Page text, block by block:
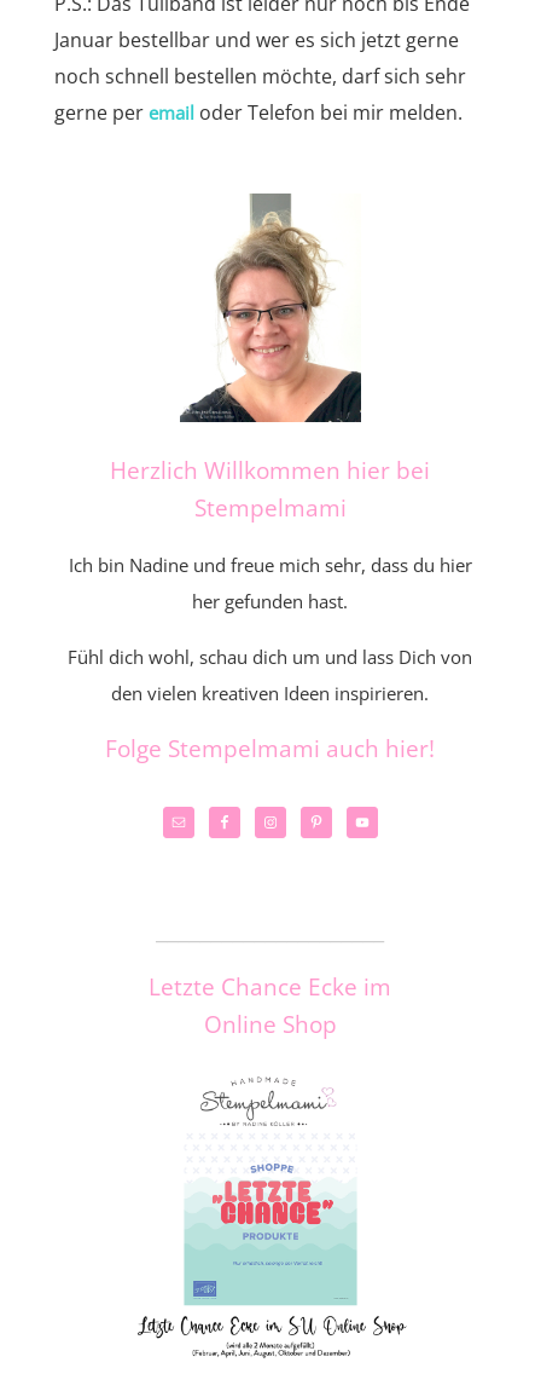
Januar bestellbar und wer es sich jetzt gerne
noch schnell bestellen möchte, darf sich sehr
gerne per emailoder Telefon bei mir melden.
Herzlich Willkommen hier bei
Stempelmami
Ich bin Nadine und freue mich sehr, dass du hier
her gefunden hast.
Fühl dich wohl, schau dich um und lass Dich von
den vielen kreativen Ideen inspirieren.
Folge Stempelmami auch hier!
Letzte Chance Ecke im
Online Shop